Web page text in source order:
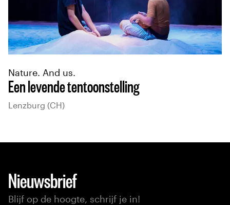
Een levende tentoonstelling
Nature. And us.
Lenzburg (CH)
Nieuwsbrief
Blijf op de hoogte, schrijf je in!